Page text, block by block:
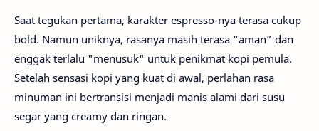
Saat tegukan pertama, karakter espresso-nya terasa cukup
bold. Namun uniknya, rasanya masih terasa “aman” dan
enggak terlalu "menusuk" untuk penikmat kopi pemula.
Setelah sensasi kopi yang kuat di awal, perlahan rasa
minuman ini bertransisi menjadi manis alami dari susu
segar yang creamy dan ringan.